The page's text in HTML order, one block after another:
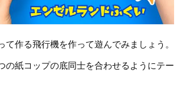
て作る飛行機を作って遊んでみましょう。
の紙コップの底同士を合わせるようにテー